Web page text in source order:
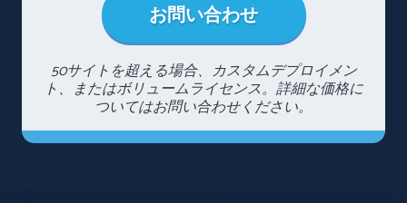
お問い合わせ
50サイトを超える場合、カスタムデプロイメン
ト、またはボリュームライセンス。詳細な価格に
ついてはお問い合わせください。